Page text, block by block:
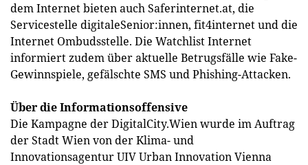
dem Internet bieten auch Saferinternet.at, die
Servicestelle digitaleSenior:innen, fit4internet und die
Internet Ombudsstelle. Die Watchlist Internet
informiert zudem über aktuelle Betrugsfälle wie Fake-
Gewinnspiele, gefälschte SMS und Phishing-Attacken.
Über die Informationsoffensive
Die Kampagne der DigitalCity.Wien wurde im Auftrag
der Stadt Wien von der Klima- und
Innovationsagentur UIV Urban Innovation Vienna